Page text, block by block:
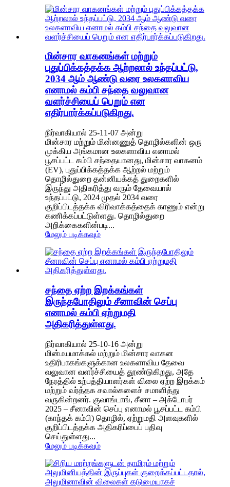
மின்சார வாகனங்கள் மற்றும்
புதுப்பிக்கத்தக்க ஆற்றலால் உந்தப்பட்டு,
2034 ஆம் ஆண்டு வரை உலகளாவிய
எனாமல் கம்பி சந்தை வலுவான
வளர்ச்சியைப் பெறும் என
எதிர்பார்க்கப்படுகிறது.
நிர்வாகியால் 25-11-07 அன்று
மின்சார மற்றும் மின்னணுத் தொழில்களின் ஒரு
முக்கிய அங்கமான உலகளாவிய எனாமல்
பூசப்பட்ட கம்பி சந்தையானது, மின்சார வாகனம்
(EV), புதுப்பிக்கத்தக்க ஆற்றல் மற்றும்
தொழில்துறை தன்னியக்கத் துறைகளில்
இருந்து அதிகரித்து வரும் தேவையால்
உந்தப்பட்டு, 2024 முதல் 2034 வரை
குறிப்பிடத்தக்க விரிவாக்கத்தைக் காணும் என்று
கணிக்கப்பட்டுள்ளது. தொழில்துறை
அறிக்கைகளின்படி...
மேலும் படிக்கவும்
சந்தை ஏற்ற இறக்கங்கள்
இருந்தபோதிலும் சீனாவின் செப்பு
எனாமல் கம்பி ஏற்றுமதி
அதிகரித்துள்ளது.
நிர்வாகியால் 25-10-16 அன்று
மின்மயமாக்கல் மற்றும் மின்சார வாகன
உதிரிபாகங்களுக்கான உலகளாவிய தேவை
வலுவான வளர்ச்சியைத் தூண்டுகிறது, அதே
நேரத்தில் உற்பத்தியாளர்கள் விலை ஏற்ற இறக்கம்
மற்றும் வர்த்தக சவால்களைச் சமாளித்து
வருகின்றனர். குவாங்டாங், சீனா – அக்டோபர்
2025 – சீனாவின் செப்பு எனாமல் பூசப்பட்ட கம்பி
(காந்தக் கம்பி) தொழில், ஏற்றுமதி அளவுகளில்
குறிப்பிடத்தக்க அதிகரிப்பைப் பதிவு
செய்துள்ளது...
மேலும் படிக்கவும்